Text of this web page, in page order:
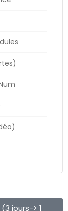
jours-> 1